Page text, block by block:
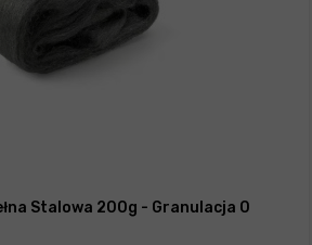
Stalowa 200g - Granulacja 0